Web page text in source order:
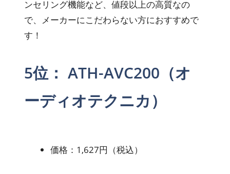
ンセリング機能など、値段以上の高質なの
で、メーカーにこだわらない方におすすめで
す！
5位： ATH-AVC200（オ
ーディオテクニカ）
価格：1,627円（税込）